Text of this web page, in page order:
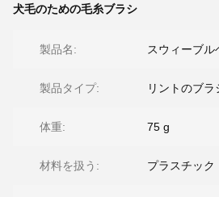
犬毛のための毛糸ブラシ
製品名: スウィーブ
製品タイプ: リントのブラ
体重: 75 g
材料を扱う: プラスチック